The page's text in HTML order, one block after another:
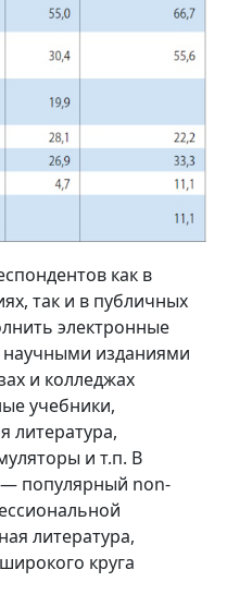
как в
так и в публичных
электронные
изданиями
и колледжах
учебники,
литература,
и т.п. В
популярный non-
литература,
круга